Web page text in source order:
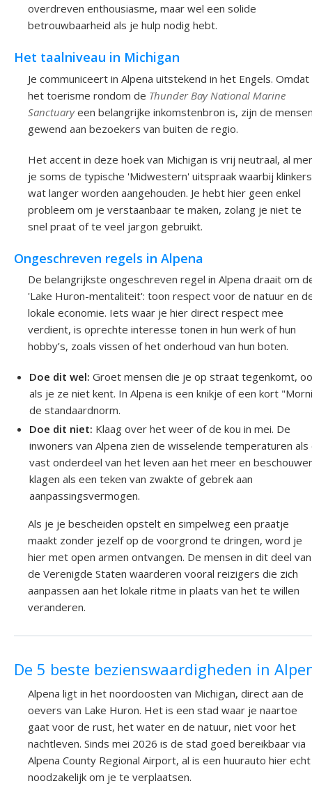
overdreven enthousiasme, maar wel een solide
betrouwbaarheid als je hulp nodig hebt.
Het taalniveau in Michigan
Je communiceert in Alpena uitstekend in het Engels. Omdat
het toerisme rondom de Thunder Bay National Marine
Sanctuaryeen belangrijke inkomstenbron is, zijn de
gewend aan bezoekers van buiten de regio.
Het accent in deze hoek van Michigan is vrij neutraal, al
je soms de typische 'Midwestern' uitspraak waarbij klinkers
wat langer worden aangehouden. Je hebt hier geen enkel
probleem om je verstaanbaar te maken, zolang je niet te
snel praat of te veel jargon gebruikt.
Ongeschreven regels in Alpena
De belangrijkste ongeschreven regel in Alpena draait om
'Lake Huron-mentaliteit': toon respect voor de natuur en
lokale economie. Iets waar je hier direct respect mee
verdient, is oprechte interesse tonen in hun werk of hun
hobby’s, zoals vissen of het onderhoud van hun boten.
Doe dit wel: Groet mensen die je op straat tegenkomt,
als je ze niet kent. In Alpena is een knikje of een kort
de standaardnorm.
Doe dit niet: Klaag over het weer of de kou in mei. De
inwoners van Alpena zien de wisselende temperaturen als
vast onderdeel van het leven aan het meer en
klagen als een teken van zwakte of gebrek aan
aanpassingsvermogen.
Als je je bescheiden opstelt en simpelweg een praatje
maakt zonder jezelf op de voorgrond te dringen, word je
hier met open armen ontvangen. De mensen in dit deel van
de Verenigde Staten waarderen vooral reizigers die zich
aanpassen aan het lokale ritme in plaats van het te willen
veranderen.
De 5 beste bezienswaardigheden in
Alpena ligt in het noordoosten van Michigan, direct aan de
oevers van Lake Huron. Het is een stad waar je naartoe
gaat voor de rust, het water en de natuur, niet voor het
nachtleven. Sinds mei 2026 is de stad goed bereikbaar via
Alpena County Regional Airport, al is een huurauto hier echt
noodzakelijk om je te verplaatsen.